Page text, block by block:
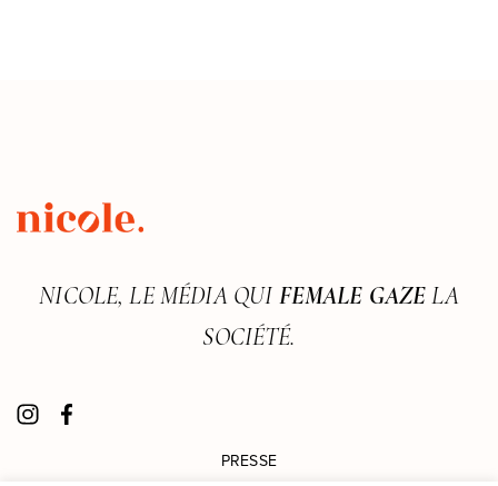
NICOLE, LE MÉDIA QUI FEMALE GAZE LA
SOCIÉTÉ.
PRESSE